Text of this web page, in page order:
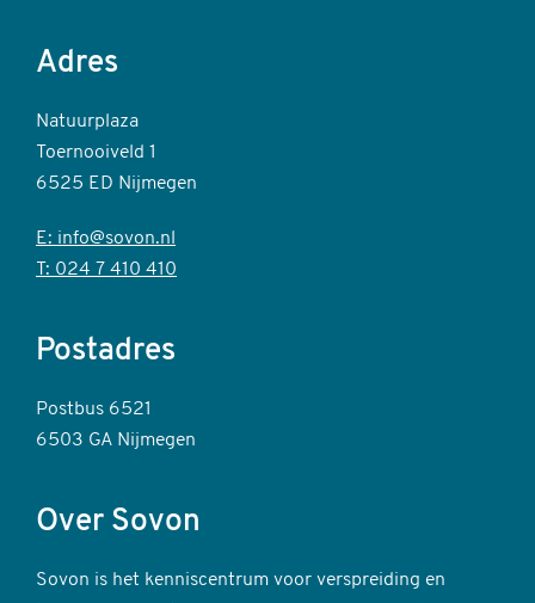
Adres
Natuurplaza
Toernooiveld 1
6525 ED Nijmegen
E: info@sovon.nl
T: 024 7 410 410
Postadres
Postbus 6521
6503 GA Nijmegen
Over Sovon
Sovon is het kenniscentrum voor verspreiding en